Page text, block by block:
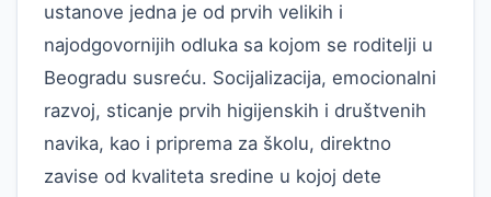
ustanove jedna je od prvih velikih i
najodgovornijih odluka sa kojom se roditelji u
Beogradu susreću. Socijalizacija, emocionalni
razvoj, sticanje prvih higijenskih i društvenih
navika, kao i priprema za školu, direktno
zavise od kvaliteta sredine u kojoj dete